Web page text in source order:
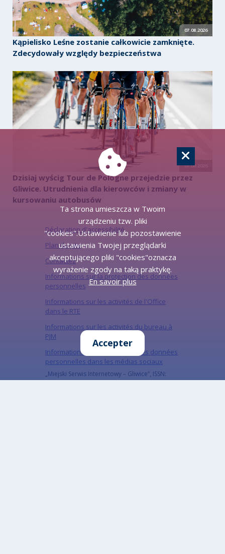
07.08.2026
Kąpielisko Leśne zostanie całkowicie zamknięte.
Zdecydowały względy bezpieczeństwa
07.08.2026
Dzisiaj wyścig Tour de Pologne przejedzie przez
Gliwice. Utrudnienia dla kierowców i zmiany w
kursowaniu autobusów
Déclaration d'accessibilité
Plan du site
Contactez
Informations sur la protection des données
personnelles
Informations sur les activités de l'Office
dans le RTE
Informations sur les activités du bureau à
PJM
Informations sur la protection des données
personnelles dans les médias sociaux
„Miejski Serwis Internetowy – Gliwice”, ISSN:
1734-5480
Ta strona umieszcza w Twoim
urządzeniu tzw. pliki
"cookies".Ustawienie lub pozostawienie
ustawienia Twojej przeglądarki
akceptującego pliki "cookies"oznacza
wyrażenie zgody na taką praktykę.
En savoir plus
Accepter